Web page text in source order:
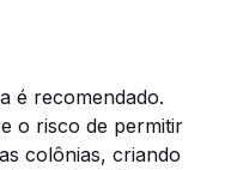
é recomendado.
o risco de permitir
colônias, criando